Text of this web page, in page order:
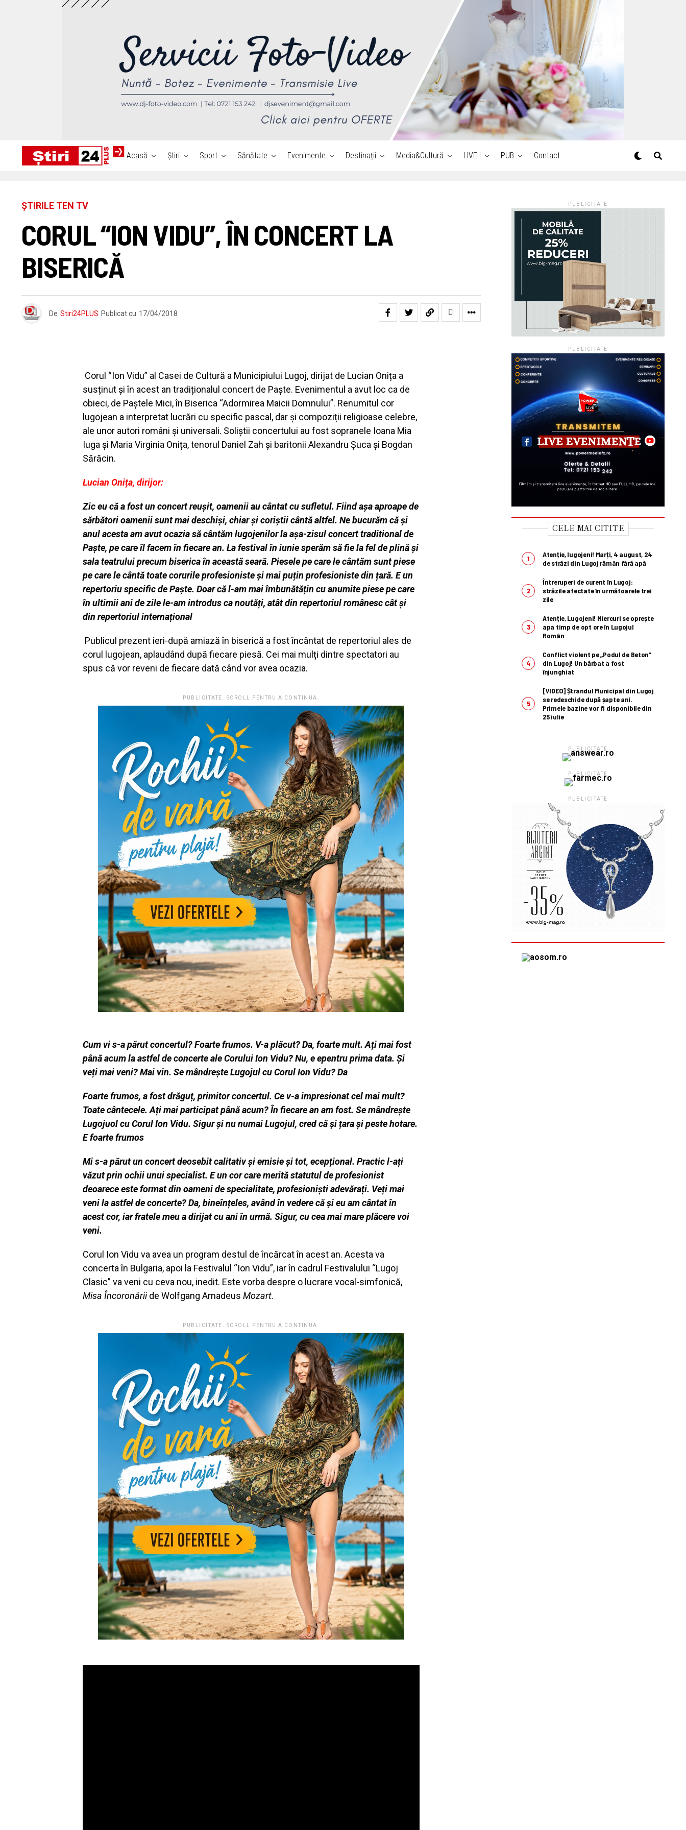
Acasă Știri Sport Sănătate Evenimente Destinații Media&Cultură LIVE ! PUB Contact
ȘTIRILE TEN TV
CORUL “ION VIDU”, ÎN CONCERT LA
BISERICĂ
De Stiri24PLUS Publicat cu 17/04/2018
Corul “Ion Vidu” al Casei de Cultură a Municipiului Lugoj, dirijat de Lucian Onița a
susținut și în acest an tradiționalul concert de Paște. Evenimentul a avut loc ca de
obieci, de Paștele Mici, în Biserica “Adormirea Maicii Domnului”. Renumitul cor
lugojean a interpretat lucrări cu specific pascal, dar și compoziții religioase celebre,
ale unor autori români și universali. Soliștii concertului au fost sopranele Ioana Mia
Iuga și Maria Virginia Onița, tenorul Daniel Zah și baritonii Alexandru Șuca și Bogdan
Sărăcin.
Lucian Onița, dirijor:
Zic eu că a fost un concert reușit, oamenii au cântat cu sufletul. Fiind așa aproape de
sărbători oamenii sunt mai deschiși, chiar și coriștii cântă altfel. Ne bucurăm că și
anul acesta am avut ocazia să cântăm lugojenilor la așa-zisul concert traditional de
Paște, pe care îl facem în fiecare an. La festival în iunie sperăm să fie la fel de plină și
sala teatrului precum biserica în această seară. Piesele pe care le cântăm sunt piese
pe care le cântă toate corurile profesioniste și mai puțin profesioniste din țară. E un
repertoriu specific de Paște. Doar că l-am mai îmbunătățin cu anumite piese pe care
în ultimii ani de zile le-am introdus ca noutăți, atât din repertoriul românesc cât și
din repertoriul internațional
Publicul prezent ieri-după amiază în biserică a fost încântat de repertoriul ales de
corul lugojean, aplaudând după fiecare piesă. Cei mai mulți dintre spectatori au
spus că vor reveni de fiecare dată când vor avea ocazia.
PUBLICITATE. SCROLL PENTRU A CONTINUA.
Cum vi s-a părut concertul? Foarte frumos. V-a plăcut? Da, foarte mult. Ați mai fost
până acum la astfel de concerte ale Corului Ion Vidu? Nu, e epentru prima data. Și
veți mai veni? Mai vin. Se mândrește Lugojul cu Corul Ion Vidu? Da
Foarte frumos, a fost drăguț, primitor concertul. Ce v-a impresionat cel mai mult?
Toate cântecele. Ați mai participat până acum? În fiecare an am fost. Se mândrește
Lugojuol cu Corul Ion Vidu. Sigur și nu numai Lugojul, cred că și țara și peste hotare.
E foarte frumos
Mi s-a părut un concert deosebit calitativ și emisie și tot, ecepțional. Practic l-ați
văzut prin ochii unui specialist. E un cor care merită statutul de profesionist
deoarece este format din oameni de specialitate, profesioniști adevărați. Veți mai
veni la astfel de concerte? Da, bineînțeles, având în vedere că și eu am cântat în
acest cor, iar fratele meu a dirijat cu ani în urmă. Sigur, cu cea mai mare plăcere voi
veni.
Corul Ion Vidu va avea un program destul de încărcat în acest an. Acesta va
concerta în Bulgaria, apoi la Festivalul “Ion Vidu”, iar în cadrul Festivalului “Lugoj
Clasic” va veni cu ceva nou, inedit. Este vorba despre o lucrare vocal-simfonică,
Misa Încoronăriide Wolfgang Amadeus Mozart.
PUBLICITATE. SCROLL PENTRU A CONTINUA.
PUBLICITATE
PUBLICITATE
CELE MAI CITITE
Atenție, lugojeni! Marți, 4 august, 24
de străzi din Lugoj rămân fără apă
Întreruperi de curent în Lugoj:
străzile afectate în următoarele trei
zile
Atenție, Lugojeni! Miercuri se oprește
apa timp de opt ore în Lugojul
Român
Conflict violent pe „Podul de Beton”
din Lugoj! Un bărbat a fost
înjunghiat
[VIDEO] Ștrandul Municipal din Lugoj
se redeschide după șapte ani.
Primele bazine vor fi disponibile din
25 iulie
PUBLICITATE
PUBLICITATE
PUBLICITATE